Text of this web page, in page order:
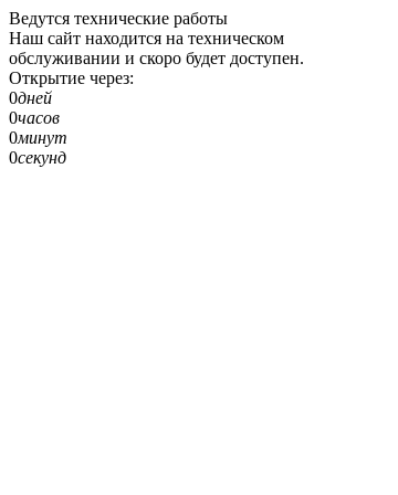
Ведутся технические работы
Наш сайт находится на техническом
обслуживании и скоро будет доступен.
Открытие через:
0дней
0часов
0минут
0секунд